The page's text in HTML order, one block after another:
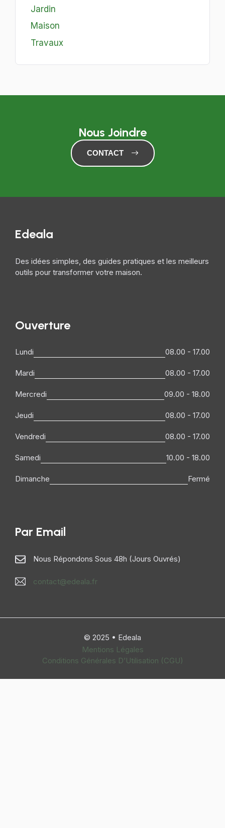
Jardin
Maison
Travaux
Nous Joindre
CONTACT
Edeala
Des idées simples, des guides pratiques et les meilleurs
outils pour transformer votre maison.
Ouverture
Lundi 08.00 - 17.00
Mardi 08.00 - 17.00
Mercredi 09.00 - 18.00
Jeudi 08.00 - 17.00
Vendredi 08.00 - 17.00
Samedi 10.00 - 18.00
Dimanche Fermé
Par Email
Nous Répondons Sous 48h (jours Ouvrés)
contact@edeala.fr
© 2025 • Edeala
Mentions Légales
Conditions Générales D’Utilisation (CGU)